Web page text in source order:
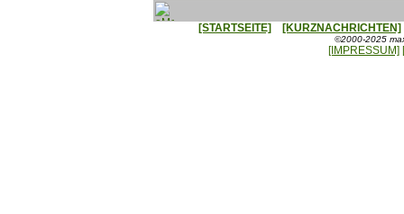
[STARTSEITE] [KURZNACHRICHTEN]
©2000-2025
[IMPRESSUM]